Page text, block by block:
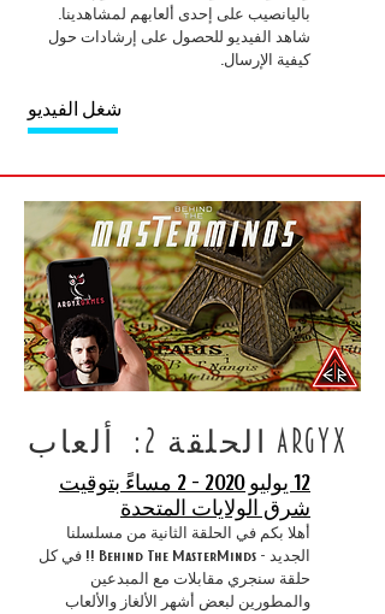
باليانصيب على إحدى ألعابهم لمشاهدينا.
شاهد الفيديو للحصول على إرشادات حول
كيفية الإرسال.
شغل الفيديو
الحلقة 2: ألعاب ARGYX
12 يوليو 2020 - 2 مساءً بتوقيت
شرق الولايات المتحدة
أهلا بكم في الحلقة الثانية من مسلسلنا
الجديد - Behind The MasterMinds !! في كل
حلقة سنجري مقابلات مع المبدعين
والمطورين لبعض أشهر الألغاز والألعاب